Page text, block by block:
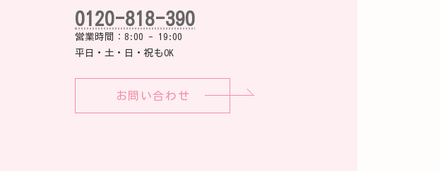
0120-818-390
営業時間：8:00 - 19:00
平日・土・日・祝もOK
お問い合わせ